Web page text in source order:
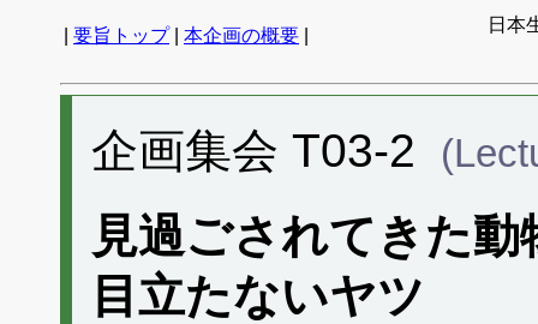
要旨トップ| 本企画の概要
日本
企画集会 T03-2
見過ごされてきた
目立たないヤツ